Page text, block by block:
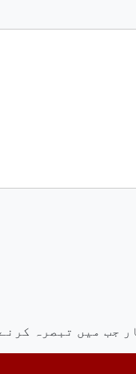
جب میں تبصرہ